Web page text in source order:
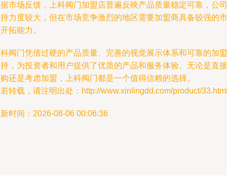
市场反馈，上科阀门加盟店普遍反映产品质量稳定可靠，公司
力度较大，但在市场竞争激烈的地区需要加盟商具备较强的市
拓能力。
阀门凭借过硬的产品质量、完善的视觉展示体系和可靠的加盟
，为投资者和用户提供了优质的产品和服务体验。无论是直接
还是考虑加盟，上科阀门都是一个值得信赖的选择。
转载，请注明出处：http://www.xinlingdd.com/product/
时间：2026-08-06 00:06:36